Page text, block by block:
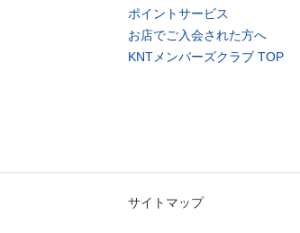
ポイントサービス
お店でご入会された方へ
KNTメンバーズクラブ TOP
サイトマップ